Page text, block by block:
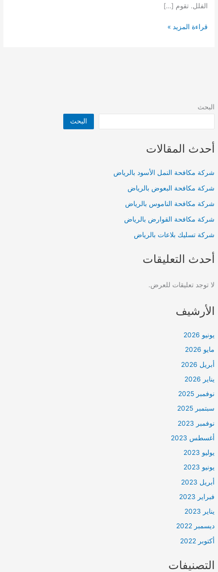
البحث
البحث
أحدث المقالات
شركة مكافحة النمل الأسود بالرياض
شركة مكافحة البعوض بالرياض
شركة مكافحة الناموس بالرياض
شركة مكافحة القوارض بالرياض
شركة تسليك بلاعات بالرياض
أحدث التعليقات
لا توجد تعليقات للعرض.
الأرشيف
يونيو 2026
مايو 2026
أبريل 2026
يناير 2026
نوفمبر 2025
سبتمبر 2025
نوفمبر 2023
أغسطس 2023
يوليو 2023
يونيو 2023
أبريل 2023
فبراير 2023
يناير 2023
ديسمبر 2022
أكتوبر 2022
التصنيفات
الفلل. تقوم […]
شركة
قراءة المزيد »